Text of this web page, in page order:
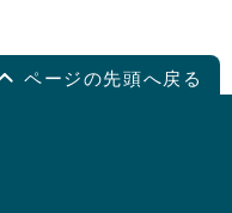
ページの先頭へ戻る